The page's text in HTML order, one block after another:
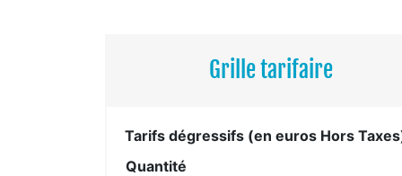
Grille tarifaire
Tarifs dégressifs (en euros Hors
Quantité